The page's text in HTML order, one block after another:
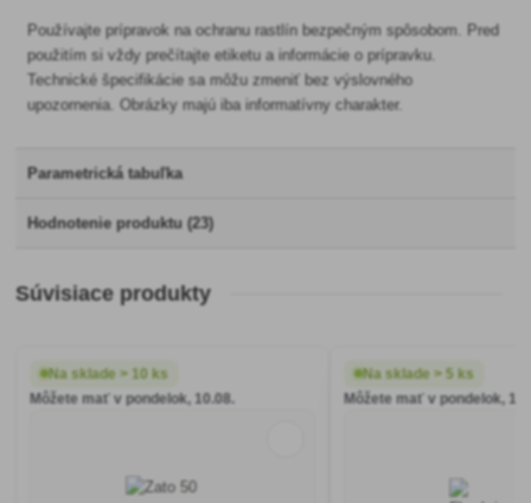
Používajte prípravok na ochranu rastlín bezpečným spôsobom. Pred
použitím si vždy prečítajte etiketu a informácie o prípravku.
Technické špecifikácie sa môžu zmeniť bez výslovného
upozornenia. Obrázky majú iba informatívny charakter.
Parametrická tabuľka
Hodnotenie produktu (23)
Súvisiace produkty
Na sklade > 10 ks
Môžete mať v pondelok, 10.08.
Na sklade > 5 ks
Môžete mať v pondelok,